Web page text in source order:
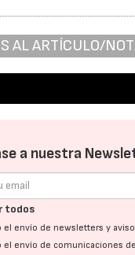
AL ARTÍCULO/
a nuestra
todos
el envío de newsletters y
el envío de comunicaciones